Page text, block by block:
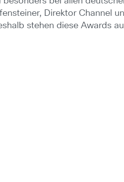
Direktor Channel
stehen diese Awards